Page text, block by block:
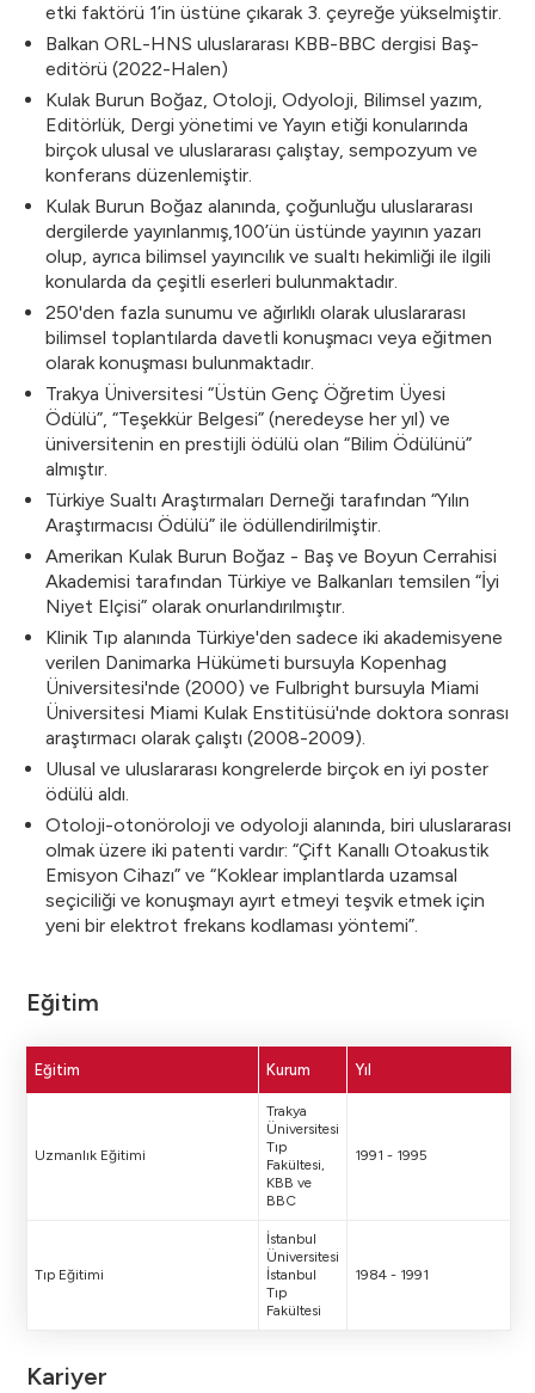
etki faktörü 1’in üstüne çıkarak 3. çeyreğe yükselmiştir.
Balkan ORL-HNS uluslararası KBB-BBC dergisi Baş-
editörü (2022-Halen)
Kulak Burun Boğaz, Otoloji, Odyoloji, Bilimsel yazım,
Editörlük, Dergi yönetimi ve Yayın etiği konularında
birçok ulusal ve uluslararası çalıştay, sempozyum ve
konferans düzenlemiştir.
Kulak Burun Boğaz alanında, çoğunluğu uluslararası
dergilerde yayınlanmış,100’ün üstünde yayının yazarı
olup, ayrıca bilimsel yayıncılık ve sualtı hekimliği ile ilgili
konularda da çeşitli eserleri bulunmaktadır.
250'den fazla sunumu ve ağırlıklı olarak uluslararası
bilimsel toplantılarda davetli konuşmacı veya eğitmen
olarak konuşması bulunmaktadır.
Trakya Üniversitesi “Üstün Genç Öğretim Üyesi
Ödülü”, “Teşekkür Belgesi” (neredeyse her yıl) ve
üniversitenin en prestijli ödülü olan “Bilim Ödülünü”
almıştır.
Türkiye Sualtı Araştırmaları Derneği tarafından “Yılın
Araştırmacısı Ödülü” ile ödüllendirilmiştir.
Amerikan Kulak Burun Boğaz - Baş ve Boyun Cerrahisi
Akademisi tarafından Türkiye ve Balkanları temsilen “İyi
Niyet Elçisi” olarak onurlandırılmıştır.
Klinik Tıp alanında Türkiye'den sadece iki akademisyene
verilen Danimarka Hükümeti bursuyla Kopenhag
Üniversitesi'nde (2000) ve Fulbright bursuyla Miami
Üniversitesi Miami Kulak Enstitüsü'nde doktora sonrası
araştırmacı olarak çalıştı (2008-2009).
Ulusal ve uluslararası kongrelerde birçok en iyi poster
ödülü aldı.
Otoloji-otonöroloji ve odyoloji alanında, biri uluslararası
olmak üzere iki patenti vardır: “Çift Kanallı Otoakustik
Emisyon Cihazı” ve “Koklear implantlarda uzamsal
seçiciliği ve konuşmayı ayırt etmeyi teşvik etmek için
yeni bir elektrot frekans kodlaması yöntemi”.
Eğitim
Eğitim Kurum Yıl
Uzmanlık Eğitimi
Trakya
Üniversitesi
Tıp
Fakültesi,
KBB ve
BBC
1991 - 1995
Tıp Eğitimi
İstanbul
Üniversitesi
İstanbul
Tıp
Fakültesi
1984 - 1991
Kariyer